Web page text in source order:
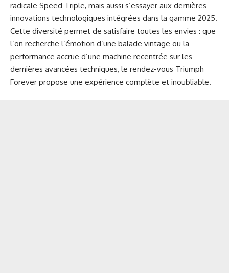
radicale Speed Triple, mais aussi s’essayer aux dernières
innovations technologiques intégrées dans la gamme 2025.
Cette diversité permet de satisfaire toutes les envies : que
l’on recherche l’émotion d’une balade vintage ou la
performance accrue d’une machine recentrée sur les
dernières avancées techniques, le rendez-vous Triumph
Forever propose une expérience complète et inoubliable.